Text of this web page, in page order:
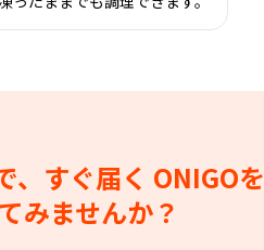
、すぐ届く ONIGOを
みませんか？